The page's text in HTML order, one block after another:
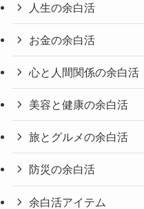
人生の余白活
お金の余白活
心と人間関係の余白活
美容と健康の余白活
旅とグルメの余白活
防災の余白活
余白活アイテム